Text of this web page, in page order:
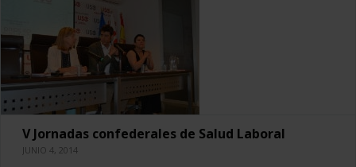
V Jornadas confederales de Salud Laboral
JUNIO 4, 2014